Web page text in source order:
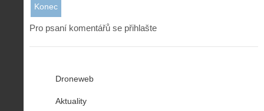
Konec
Pro psaní komentářů se přihlašte
Droneweb
Aktuality